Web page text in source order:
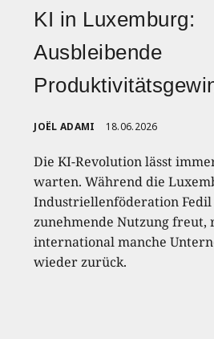
KI in Luxemburg:
Ausbleibende
JOËL ADAMI 18.06.2026
Die KI-Revolution lässt
warten. Während die
Industriellenföderation Fedil
zunehmende Nutzung freut,
international manche
wieder zurück.